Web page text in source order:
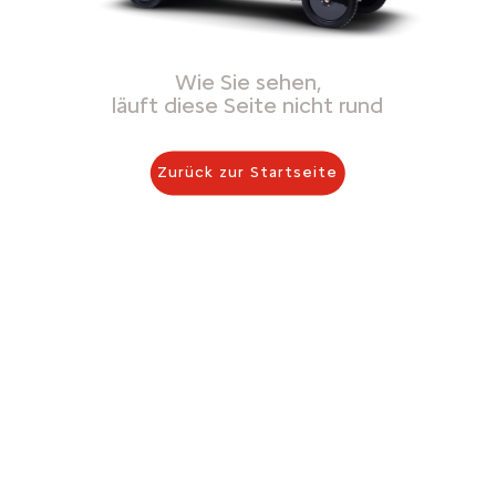
Wie Sie sehen,
läuft diese Seite nicht rund
Zurück zur Startseite